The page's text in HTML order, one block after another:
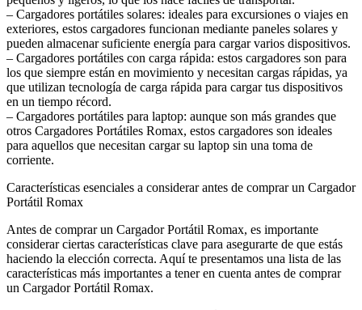
– Cargadores portátiles solares: ideales para excursiones o viajes en
exteriores, estos cargadores funcionan mediante paneles solares y
pueden almacenar suficiente energía para cargar varios dispositivos.
– Cargadores portátiles con carga rápida: estos cargadores son para
los que siempre están en movimiento y necesitan cargas rápidas, ya
que utilizan tecnología de carga rápida para cargar tus dispositivos
en un tiempo récord.
– Cargadores portátiles para laptop: aunque son más grandes que
otros Cargadores Portátiles Romax, estos cargadores son ideales
para aquellos que necesitan cargar su laptop sin una toma de
corriente.
Características esenciales a considerar antes de comprar un Cargador
Portátil Romax
Antes de comprar un Cargador Portátil Romax, es importante
considerar ciertas características clave para asegurarte de que estás
haciendo la elección correcta. Aquí te presentamos una lista de las
características más importantes a tener en cuenta antes de comprar
un Cargador Portátil Romax.